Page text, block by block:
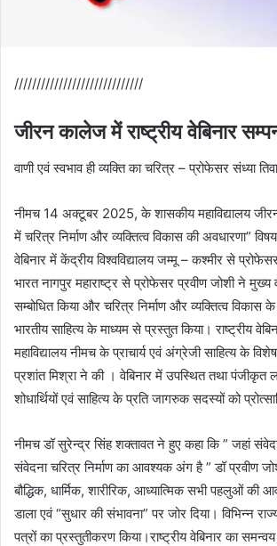
/////////////////////////////
जीरन कालेज में राष्‍ट्रीय वेबिनार
वाणी एवं स्वभाव ही व्यक्ति का चरित्र – प्रोफेसर संध्या
नीमच 14 अक्‍टूबर 2025, के शासकीय महाविद्यालय जीरन
में चरित्र निर्माण और व्यक्तित्व विकास की अवधारणा”
वेबिनार में केंद्रीय विश्वविद्यालय जम्मू – कश्मीर से
भारत नागपुर महाराष्ट्र से प्रोफेसर प्रवीण जोशी ने
सम्‍बोधित किया और चरित्र निर्माण और व्यक्तित्व विकास
भारतीय साहित्य के माध्यम से प्रस्तुत किया। राष्ट्रीय
महाविद्यालय नीमच के प्राचार्य एवं अंग्रेजी साहित्य के
प्रशांत मिश्रा ने की । वेबिनार में उपस्थित तथा पंजीकृत
शोधार्थियों एवं साहित्य के प्रति जागरुक सदस्यों को
नीमच डॉ सुरेन्द्र सिंह शक्तावत ने हुए कहा कि ” जहां
संवेदना चरित्र निर्माण का आवश्यक अंग है ” डॉ प्रवीण
बौद्धिक, धार्मिक, शारीरिक, आध्यात्मिक सभी पहलुओं की
डाला एवं “सुधार की संभावना” पर जोर दिया। विभिन्न
पत्रों का प्रस्तुतीकरण किया।राष्ट्रीय वेबिनार का